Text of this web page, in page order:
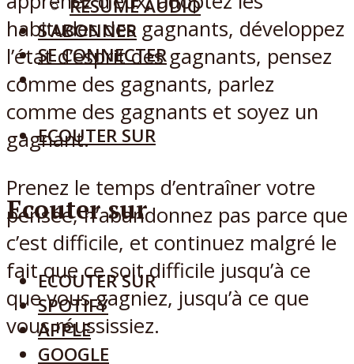
RÉSUMÉ AUDIO
S’ABONNER
SE CONNECTER
ECOUTER SUR
Ecouter sur
ECOUTER SUR
SPOTIFY
APPLE
GOOGLE
habitudes des gagnants, développez
l’état d’esprit des gagnants, pensez
comme des gagnants, parlez
comme des gagnants et soyez un
gagnant.
Prenez le temps d’entraîner votre
pensée, n’abandonnez pas parce que
c’est difficile, et continuez malgré le
fait que ce soit difficile jusqu’à ce
que vous gagniez, jusqu’à ce que
vous réussissiez.